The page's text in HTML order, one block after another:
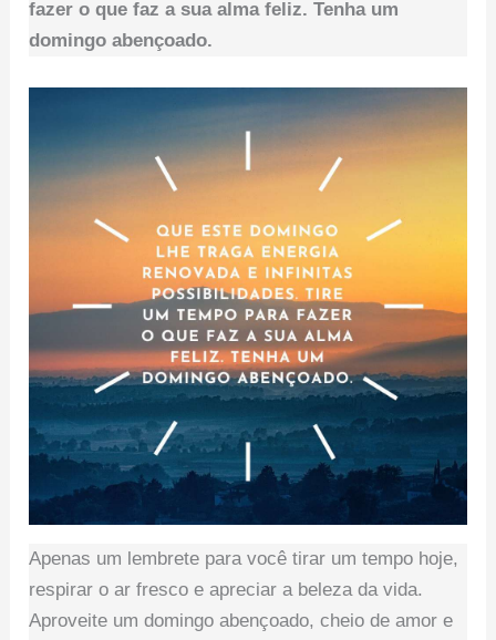
fazer o que faz a sua alma feliz. Tenha um
domingo abençoado.
Apenas um lembrete para você tirar um tempo hoje,
respirar o ar fresco e apreciar a beleza da vida.
Aproveite um domingo abençoado, cheio de amor e